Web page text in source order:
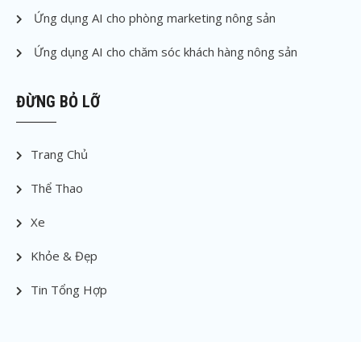
Ứng dụng AI cho phòng marketing nông sản
Ứng dụng AI cho chăm sóc khách hàng nông sản
ĐỪNG BỎ LỠ
Trang Chủ
Thể Thao
Xe
Khỏe & Đẹp
Tin Tổng Hợp